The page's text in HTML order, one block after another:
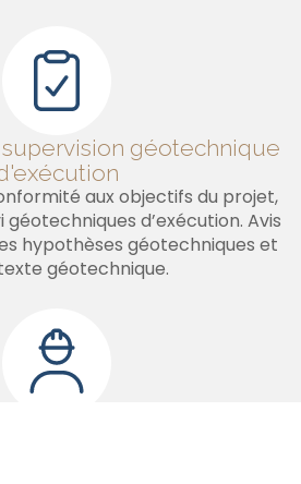
supervision géotechnique
aux objectifs du projet,
géotechniques d’exécution. Avis
hypothèses géotechniques et
géotechnique.